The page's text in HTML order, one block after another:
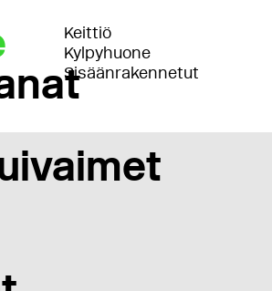
Keittiö
Kylpyhuone
Sisäänrakennetut